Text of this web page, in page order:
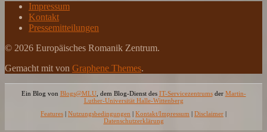
Impressum
Kontakt
Pressemitteilungen
© 2026 Europäisches Romanik Zentrum.
Gemacht mit von Graphene Themes.
Ein Blog von Blogs@MLU, dem Blog-Dienst des IT-Servicezentrumsder Martin-
Luther-Universität Halle-Wittenberg
Features | Nutzungsbedingungen | Kontakt/Impressum | Disclaimer |
Datenschutzerklärung